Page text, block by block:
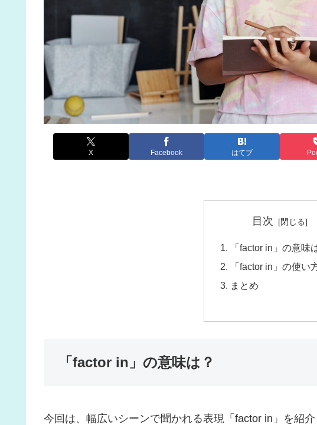
X Facebook はてブ
目次
「factor in」の意味
「factor in」の使い
まとめ
「factor in」の意味は？
今回は、幅広いシーンで聞かれる表現「factor in」を紹介